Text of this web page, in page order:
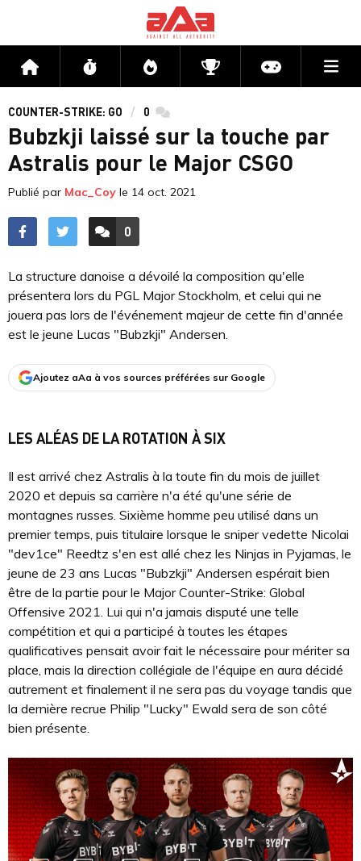
Accueil Flux Directs CompétitionsActu jeux
COUNTER-STRIKE: GO 0 commentaires
Bubzkji⁠ laissé sur la touche par
Astralis pour le Major CSGO
Publié par Mac_Coy le 14 oct. 2021
ACCÉDER AUX
0
COMMENTAIRES
La structure danoise a dévoilé la composition qu'elle
présentera lors du PGL Major Stockholm, et celui qui ne
jouera pas lors de l'événement majeur de cette fin d'année
est le jeune Lucas "⁠Bubzkji⁠" Andersen.
Ajoutez aAa à vos sources préférées sur Google
LES ALÉAS DE LA ROTATION À SIX
Il est arrivé chez Astralis à la toute fin du mois de juillet
2020 et depuis sa carrière n'a été qu'une série de
montagnes russes. Sixième homme peu utilisé dans un
premier temps, puis titulaire lorsque le sniper vedette Nicolai
"dev1ce" Reedtz s'en est allé chez les Ninjas in Pyjamas, le
jeune de 23 ans Lucas "Bubzkji" Andersen espérait bien
être de la partie pour le Major Counter-Strike: Global
Offensive 2021. Lui qui n'a jamais disputé une telle
compétition et qui a participé à toutes les étapes
qualificatives pensait avoir fait le nécessaire pour mériter sa
place, mais la direction collégiale de l'équipe en aura décidé
autrement et finalement il ne sera pas du voyage tandis que
la dernière recrue Philip "Lucky" Ewald sera de son côté
bien présente.